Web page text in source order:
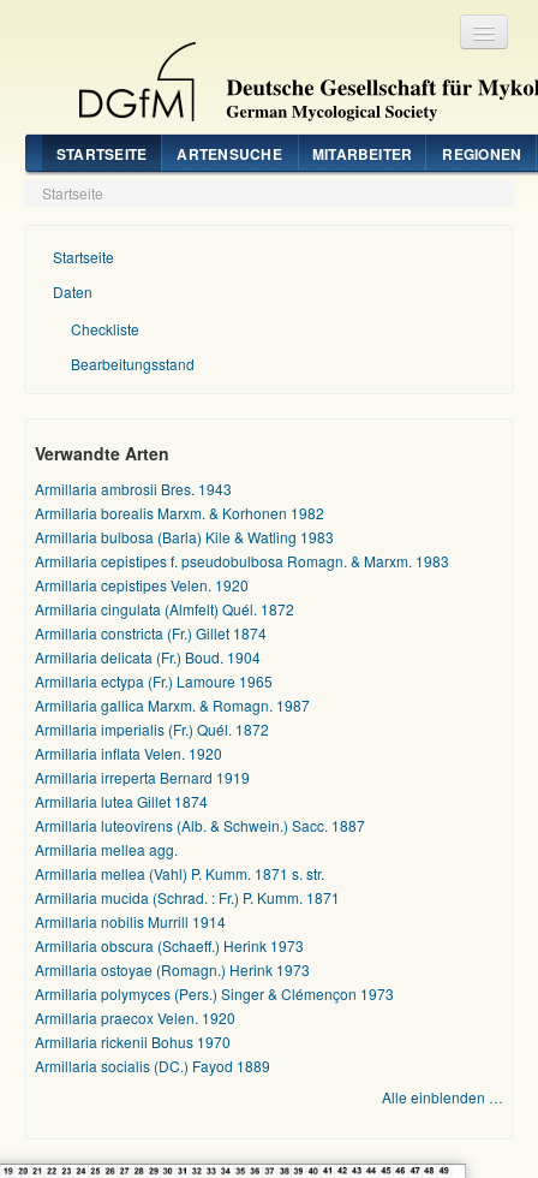
STARTSEITE ARTENSUCHE MITARBEITER REGIONEN
Startseite
Startseite
Daten
Checkliste
Bearbeitungsstand
Verwandte Arten
Armillaria ambrosii Bres. 1943
Armillaria borealis Marxm. & Korhonen 1982
Armillaria bulbosa (Barla) Kile & Watling 1983
Armillaria cepistipes f. pseudobulbosa Romagn. & Marxm. 1983
Armillaria cepistipes Velen. 1920
Armillaria cingulata (Almfelt) Quél. 1872
Armillaria constricta (Fr.) Gillet 1874
Armillaria delicata (Fr.) Boud. 1904
Armillaria ectypa (Fr.) Lamoure 1965
Armillaria gallica Marxm. & Romagn. 1987
Armillaria imperialis (Fr.) Quél. 1872
Armillaria inflata Velen. 1920
Armillaria irreperta Bernard 1919
Armillaria lutea Gillet 1874
Armillaria luteovirens (Alb. & Schwein.) Sacc. 1887
Armillaria mellea agg.
Armillaria mellea (Vahl) P. Kumm. 1871 s. str.
Armillaria mucida (Schrad. : Fr.) P. Kumm. 1871
Armillaria nobilis Murrill 1914
Armillaria obscura (Schaeff.) Herink 1973
Armillaria ostoyae (Romagn.) Herink 1973
Armillaria polymyces (Pers.) Singer & Clémençon 1973
Armillaria praecox Velen. 1920
Armillaria rickenii Bohus 1970
Armillaria socialis (DC.) Fayod 1889
Alle einblenden …